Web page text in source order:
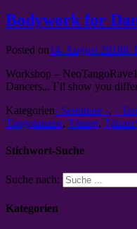
Bodywork for
Posted on14. August 20188.
Workshop –
Dancers„. I`ll show you
Kategorien- Seminare -, -
Tangotanzen, Tänzer,
Stichwort-Suche
Suche nach:
Kategorien